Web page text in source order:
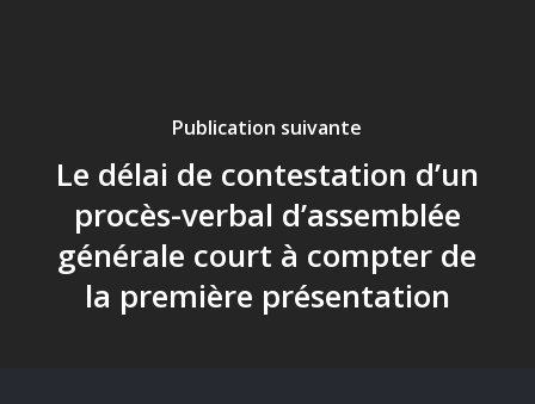
Publication suivante
Le délai de contestation d’un
procès-verbal d’assemblée
générale court à compter de
la première présentation